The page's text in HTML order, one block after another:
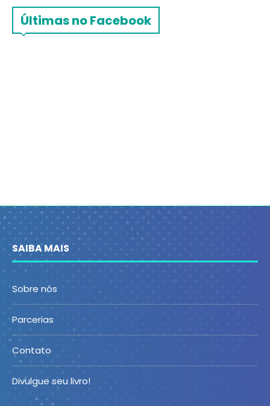
Últimas no Facebook
SAIBA MAIS
Sobre nós
Parcerias
Contato
Divulgue seu livro!